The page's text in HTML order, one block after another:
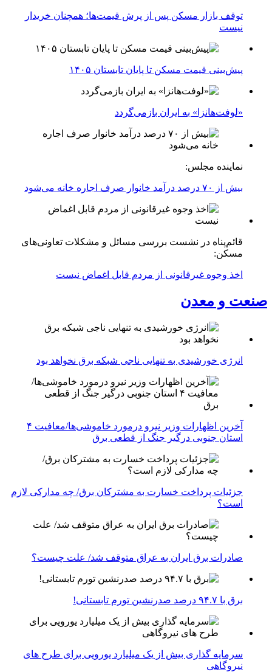
توقف بازار مسکن پس از پرش قیمت‌ها؛ همچنان خریدار
نیست
پیش‌بینی قیمت مسکن تا پایان تابستان ۱۴۰۵
«لوفت‌هانزا» به ایران بازمی‌گردد
نماینده مجلس:
بیش از ۷۰ درصد درآمد خانوار صرف اجاره خانه می‌شود
قائم‌پناه در نشست بررسی مسائل و مشکلات تعاونی‌های
مسکن:
اخذ وجوه غیرقانونی از مردم قابل اغماض نیست
صنعت و معدن
انرژی خورشیدی به تنهایی ناجی شبکه برق نخواهد بود
آخرین اظهارات وزیر نیرو درمورد خاموشی‌ها/معافیت ۴
استان جنوبی درگیر جنگ از قطعی برق
جزئیات پرداخت خسارت به مشترکان برق/ چه مدارکی لازم
است؟
صادرات برق ایران به عراق متوقف شد/ علت چیست؟
برق با ۹۴.۷ درصد صدرنشین تورم تابستانی!
سرمایه گذاری بیش از یک میلیارد یورویی برای طرح های
نیروگاهی